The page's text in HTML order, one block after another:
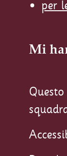
per
Mi